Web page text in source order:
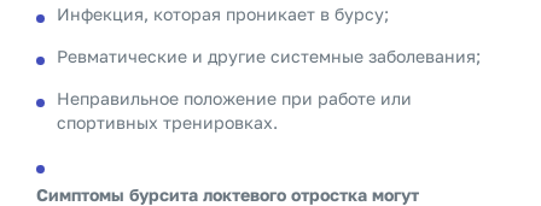
Инфекция, которая проникает в бурсу;
Ревматические и другие системные заболевания;
Неправильное положение при работе или
спортивных тренировках.
Симптомы бурсита локтевого отростка могут